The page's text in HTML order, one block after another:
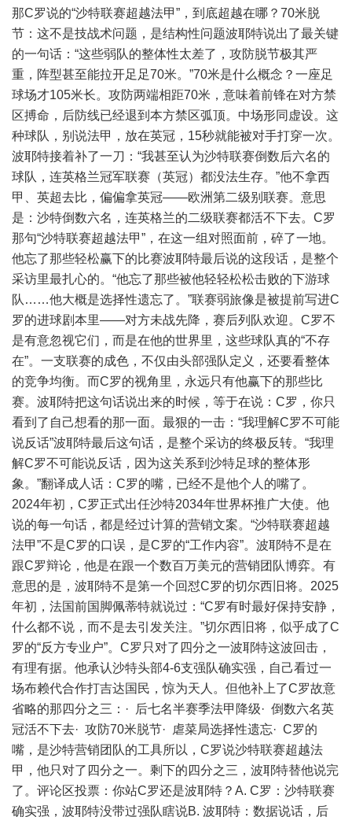
那C罗说的“沙特联赛超越法甲”，到底超越在哪？70米脱
节：这不是技战术问题，是结构性问题波耶特说出了最关键
的一句话：“这些弱队的整体性太差了，攻防脱节极其严
重，阵型甚至能拉开足足70米。”70米是什么概念？一座足
球场才105米长。攻防两端相距70米，意味着前锋在对方禁
区搏命，后防线已经退到本方禁区弧顶。中场形同虚设。这
种球队，别说法甲，放在英冠，15秒就能被对手打穿一次。
波耶特接着补了一刀：“我甚至认为沙特联赛倒数后六名的
球队，连英格兰冠军联赛（英冠）都没法生存。”他不拿西
甲、英超去比，偏偏拿英冠——欧洲第二级别联赛。意思
是：沙特倒数六名，连英格兰的二级联赛都活不下去。C罗
那句“沙特联赛超越法甲”，在这一组对照面前，碎了一地。
他忘了那些轻松赢下的比赛波耶特最后说的这段话，是整个
采访里最扎心的。“他忘了那些被他轻轻松松击败的下游球
队……他大概是选择性遗忘了。”联赛弱旅像是被提前写进C
罗的进球剧本里——对方未战先降，赛后列队欢迎。C罗不
是有意忽视它们，而是在他的世界里，这些球队真的“不存
在”。一支联赛的成色，不仅由头部强队定义，还要看整体
的竞争均衡。而C罗的视角里，永远只有他赢下的那些比
赛。波耶特把这句话说出来的时候，等于在说：C罗，你只
看到了自己想看的那一面。最狠的一击：“我理解C罗不可能
说反话”波耶特最后这句话，是整个采访的终极反转。“我理
解C罗不可能说反话，因为这关系到沙特足球的整体形
象。”翻译成人话：C罗的嘴，已经不是他个人的嘴了。
2024年初，C罗正式出任沙特2034年世界杯推广大使。他
说的每一句话，都是经过计算的营销文案。“沙特联赛超越
法甲”不是C罗的口误，是C罗的“工作内容”。波耶特不是在
跟C罗辩论，他是在跟一个数百万美元的营销团队博弈。有
意思的是，波耶特不是第一个回怼C罗的切尔西旧将。2025
年初，法国前国脚佩蒂特就说过：“C罗有时最好保持安静，
什么都不说，而不是去引发关注。”切尔西旧将，似乎成了C
罗的“反方专业户”。C罗只对了四分之一波耶特这波回击，
有理有据。他承认沙特头部4-6支强队确实强，自己看过一
场布赖代合作打吉达国民，惊为天人。但他补上了C罗故意
省略的那四分之三：· 后七名半赛季法甲降级· 倒数六名英
冠活不下去· 攻防70米脱节· 虐菜局选择性遗忘· C罗的
嘴，是沙特营销团队的工具所以，C罗说沙特联赛超越法
甲，他只对了四分之一。剩下的四分之三，波耶特替他说完
了。评论区投票：你站C罗还是波耶特？A. C罗：沙特联赛
确实强，波耶特没带过强队瞎说B. 波耶特：数据说话，后